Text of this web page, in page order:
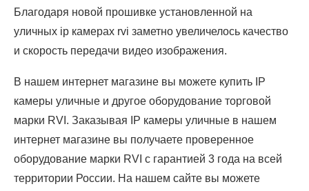
Благодаря новой прошивке установленной на
уличных ip камерах rvi заметно увеличелось качество
и скорость передачи видео изображения.
В нашем интернет магазине вы можете купить IP
камеры уличные и другое оборудование торговой
марки RVI. Заказывая IP камеры уличные в нашем
интернет магазине вы получаете проверенное
оборудование марки RVI с гарантией 3 года на всей
территории России. На нашем сайте вы можете